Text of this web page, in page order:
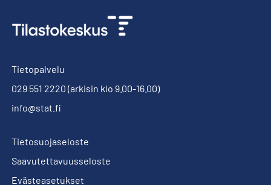
Tietopalvelu
029 551 2220 (arkisin klo 9.00-16.00)
info@stat.fi
Tietosuojaseloste
Saavutettavuusseloste
Evästeasetukset